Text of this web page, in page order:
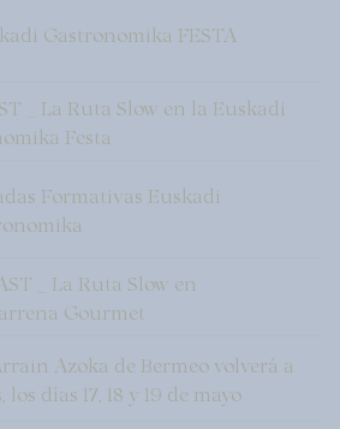
Gastronomika FESTA
_ La Ruta Slow en la Euskadi
Festa
Formativas Euskadi
_ La Ruta Slow en
Gourmet
Azoka de Bermeo volverá a
los días 17, 18 y 19 de mayo